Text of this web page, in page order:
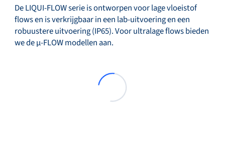
De LIQUI-FLOW serie is ontworpen voor lage vloeistof
flows en is verkrijgbaar in een lab-uitvoering en een
robuustere uitvoering (IP65). Voor ultralage flows bieden
we de µ-FLOW modellen aan.